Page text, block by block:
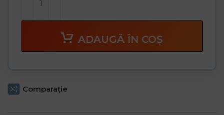
ADAUGĂ ÎN COȘ
Comparaţie